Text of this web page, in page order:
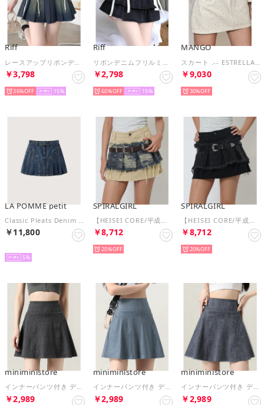
Riff
￥3,798
36% 15
Riff
￥2,798
60% 15
MANGO
￥9,030
30%
LA POMME petit
Classic Pleats Denim Skirt （Blue）
￥11,800
5
SPIRALGIRL
【HEISEI CORE/平成コア】ベルトレイヤーダメージデニムスカート （ブリーチ）
￥8,712
20%
SPIRALGIRL
【HEISEI CORE/平成コア】ベルトレイヤーダメージデニムスカート （ブラックデニム）
￥8,712
20%
miniministore
インナーパンツ付き デニム風ミニスカート （ブラック）
￥2,989
miniministore
インナーパンツ付き デニム風ミニスカート （ライトブルー）
￥2,989
miniministore
インナーパンツ付き デニム風ミニスカート （ダークブルー）
￥2,989